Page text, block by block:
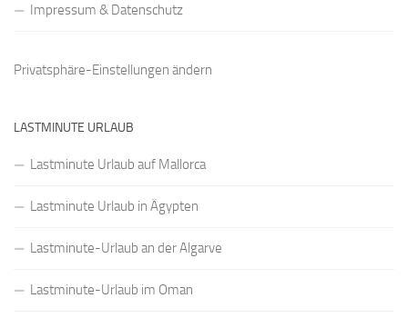
Impressum & Datenschutz
Privatsphäre-Einstellungen ändern
LASTMINUTE URLAUB
Lastminute Urlaub auf Mallorca
Lastminute Urlaub in Ägypten
Lastminute-Urlaub an der Algarve
Lastminute-Urlaub im Oman